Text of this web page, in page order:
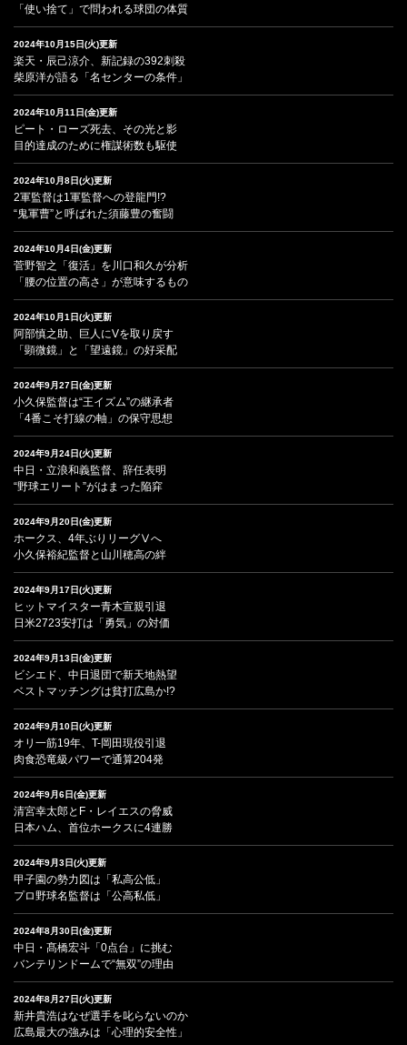
「使い捨て」で問われる球団の体質
2024年10月15日(火)更新
楽天・辰己涼介、新記録の392刺殺
柴原洋が語る「名センターの条件」
2024年10月11日(金)更新
ピート・ローズ死去、その光と影
目的達成のために権謀術数も駆使
2024年10月8日(火)更新
2軍監督は1軍監督への登龍門!?
“鬼軍曹”と呼ばれた須藤豊の奮闘
2024年10月4日(金)更新
菅野智之「復活」を川口和久が分析
「腰の位置の高さ」が意味するもの
2024年10月1日(火)更新
阿部慎之助、巨人にVを取り戻す
「顕微鏡」と「望遠鏡」の好采配
2024年9月27日(金)更新
小久保監督は“王イズム”の継承者
「4番こそ打線の軸」の保守思想
2024年9月24日(火)更新
中日・立浪和義監督、辞任表明
“野球エリート”がはまった陥穽
2024年9月20日(金)更新
ホークス、4年ぶりリーグⅤへ
小久保裕紀監督と山川穂高の絆
2024年9月17日(火)更新
ヒットマイスター青木宣親引退
日米2723安打は「勇気」の対価
2024年9月13日(金)更新
ビシエド、中日退団で新天地熱望
ベストマッチングは貧打広島か!?
2024年9月10日(火)更新
オリ一筋19年、T-岡田現役引退
肉食恐竜級パワーで通算204発
2024年9月6日(金)更新
清宮幸太郎とF・レイエスの脅威
日本ハム、首位ホークスに4連勝
2024年9月3日(火)更新
甲子園の勢力図は「私高公低」
プロ野球名監督は「公高私低」
2024年8月30日(金)更新
中日・髙橋宏斗「0点台」に挑む
バンテリンドームで“無双”の理由
2024年8月27日(火)更新
新井貴浩はなぜ選手を叱らないのか
広島最大の強みは「心理的安全性」